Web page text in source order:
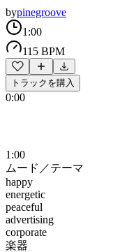
bypinegroove
1:00
115 BPM
トラックを購入
0:00
1:00
ムード／テーマ
happy
energetic
peaceful
advertising
corporate
楽器